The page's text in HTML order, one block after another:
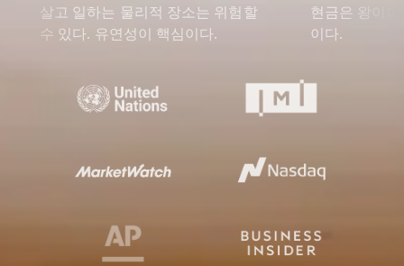
살고 일하는 물리적 장소는 위험할
수 있다. 유연성이 핵심이다.
현금은 왕이
이다.